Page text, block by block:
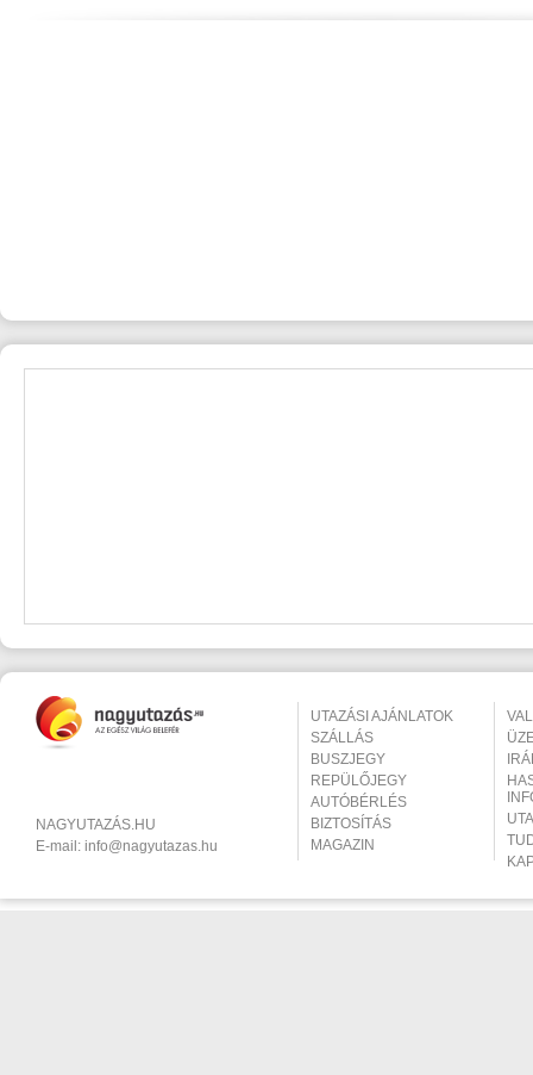
NAGYUTAZÁS.HU
E-mail: info@nagyutazas.hu
UTAZÁSI AJÁNLATOK
SZÁLLÁS
BUSZJEGY
REPÜLŐJEGY
AUTÓBÉRLÉS
BIZTOSÍTÁS
MAGAZIN